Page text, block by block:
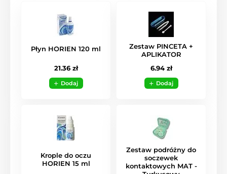
Płyn HORIEN 120 ml
21.36 zł
Dodaj
Zestaw PINCETA +
APLIKATOR
6.94 zł
Dodaj
Krople do oczu
HORIEN 15 ml
Zestaw podróżny do
soczewek
kontaktowych MAT -